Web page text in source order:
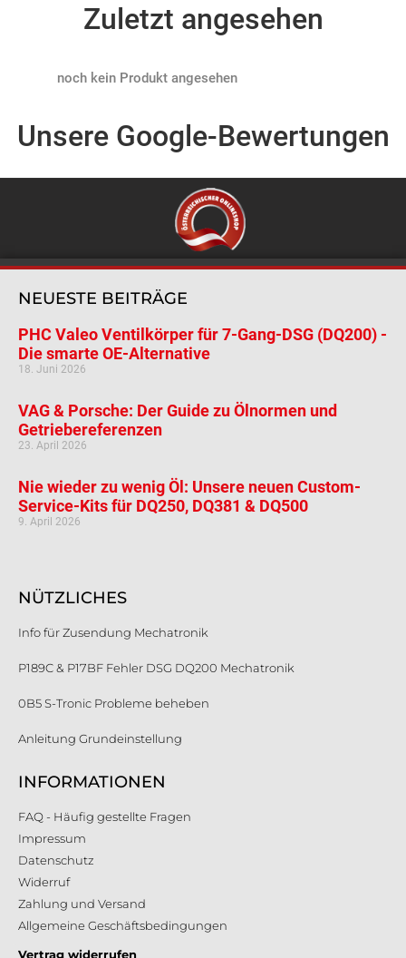
Zuletzt angesehen
Products not found
Unsere Google-Bewertungen
NEUESTE BEITRÄGE
PHC Valeo Ventilkörper für 7-Gang-DSG (DQ200) -
Die smarte OE-Alternative
18. Juni 2026
VAG & Porsche: Der Guide zu Ölnormen und
Getriebereferenzen
23. April 2026
Nie wieder zu wenig Öl: Unsere neuen Custom-
Service-Kits für DQ250, DQ381 & DQ500
9. April 2026
NÜTZLICHES
Info für Zusendung Mechatronik
P189C & P17BF Fehler DSG DQ200 Mechatronik
0B5 S-Tronic Probleme beheben
Anleitung Grundeinstellung
INFORMATIONEN
FAQ - Häufig gestellte Fragen
Impressum
Datenschutz
Widerruf
Zahlung und Versand
Allgemeine Geschäftsbedingungen
Vertrag widerrufen